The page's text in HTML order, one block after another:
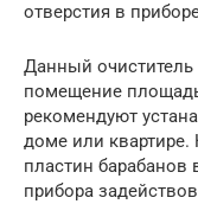
отверстия в
Данный
помещение
рекомендуют
доме или
пластин барабанов
прибора